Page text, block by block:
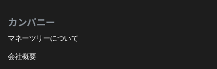
カンパニー
マネーツリーについて
会社概要